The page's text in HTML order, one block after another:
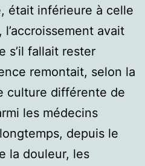
était inférieure à celle
avait
s’il fallait rester
remontait, selon la
culture différente de
les médecins
depuis le
la douleur, les